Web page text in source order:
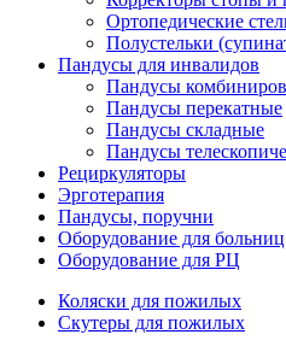
Ортопедические
Полустельки
Пандусы для инвалидов
Пандусы
Пандусы перекатные
Пандусы складные
Пандусы
Рециркуляторы
Эрготерапия
Пандусы, поручни
Оборудование для больниц
Оборудование для РЦ
Коляски для пожилых
Скутеры для пожилых